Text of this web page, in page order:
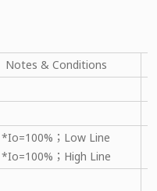
Notes & Conditions
*Io=100%；Low Line
*Io=100%；High Line